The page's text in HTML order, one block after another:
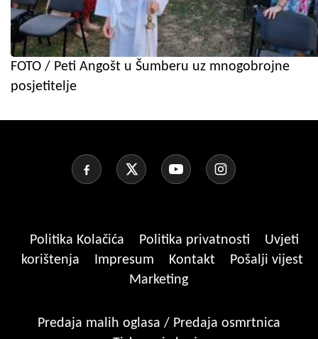
FOTO / Peti Angošt u Šumberu uz mnogobrojne
posjetitelje
Politika Kolačića Politika privatnosti
Uvjeti
korištenja
Impresum Kontakt
Pošalji vijest
Marketing
Predaja malih oglasa / Predaja osmrtnica